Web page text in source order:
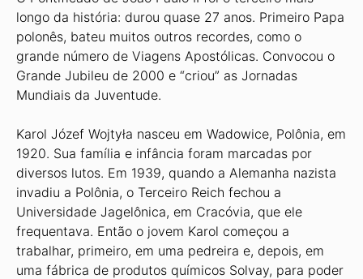
longo da história: durou quase 27 anos. Primeiro Papa
polonês, bateu muitos outros recordes, como o
grande número de Viagens Apostólicas. Convocou o
Grande Jubileu de 2000 e “criou” as Jornadas
Mundiais da Juventude.
Karol Józef Wojtyła nasceu em Wadowice, Polônia, em
1920. Sua família e infância foram marcadas por
diversos lutos. Em 1939, quando a Alemanha nazista
invadiu a Polônia, o Terceiro Reich fechou a
Universidade Jagelônica, em Cracóvia, que ele
frequentava. Então o jovem Karol começou a
trabalhar, primeiro, em uma pedreira e, depois, em
uma fábrica de produtos químicos Solvay, para poder